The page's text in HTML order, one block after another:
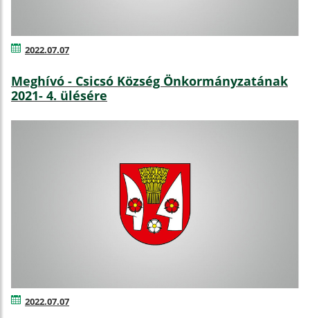
2022.07.07
Meghívó - Csicsó Község Önkormányzatának
2021- 4. ülésére
2022.07.07